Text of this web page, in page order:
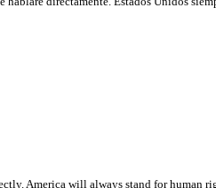
America will always stand for human